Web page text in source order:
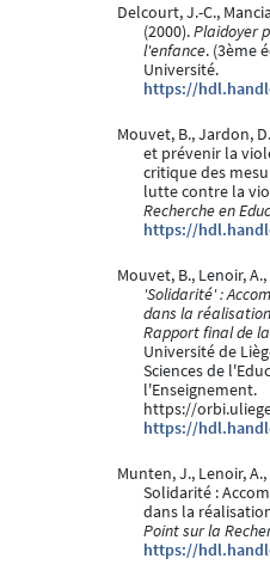
Delcourt, J.-C.,
(2000).Plaidoyer
l'enfance. (3ème
Université.
https://
Mouvet, B., Jardon,
et prévenir la
critique des
lutte contre la
Recherche en
https://
Mouvet, B., Lenoir,
'Solidarité' :
dans la
Rapport final de
Université de
Sciences de
l'Enseignement.
https://
https://
Munten, J., Lenoir,
Solidarité :
dans la
Point sur la
https://